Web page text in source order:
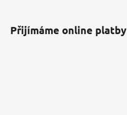
Přijímáme online platby